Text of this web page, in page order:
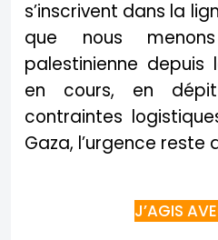
s’inscrivent dans la
que nous
palestinienne
en cours, en
contraintes
Gaza, l’urgence reste
J’AGIS